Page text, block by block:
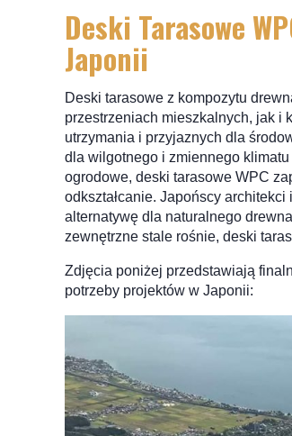
Deski Tarasowe
Japonii
Deski tarasowe z kompozytu
przestrzeniach mieszkalnych, jak i
utrzymania i przyjaznych dla
dla wilgotnego i zmiennego
ogrodowe, deski tarasowe WPC
odkształcanie. Japońscy
alternatywę dla naturalnego
zewnętrzne stale rośnie, deski
Zdjęcia poniżej przedstawiają
potrzeby projektów w Japonii: